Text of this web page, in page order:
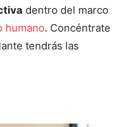
dentro del marco
humano. Concéntrate
tendrás las